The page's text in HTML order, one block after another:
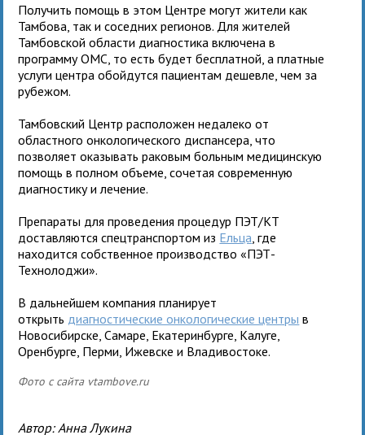
Получить помощь в этом Центре могут жители как
Тамбова, так и соседних регионов. Для жителей
Тамбовской области диагностика включена в
программу ОМС, то есть будет бесплатной, а платные
услуги центра обойдутся пациентам дешевле, чем за
рубежом.
Тамбовский Центр расположен недалеко от
областного онкологического диспансера, что
позволяет оказывать раковым больным медицинскую
помощь в полном объеме, сочетая современную
диагностику и лечение.
Препараты для проведения процедур ПЭТ/КТ
доставляются спецтранспортом из Ельца , где
находится собственное производство «ПЭТ-
Технолоджи».
В дальнейшем компания планирует
открыть диагностические онкологические центры в
Новосибирске, Самаре, Екатеринбурге, Калуге,
Оренбурге, Перми, Ижевске и Владивостоке.
Фото с сайта vtambove.ru
Автор: Анна Лукина